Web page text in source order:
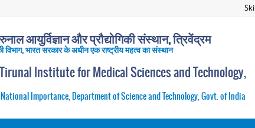
आयुर्विज्ञान और प्रौद्योगिकी संस्थान, त्रिवेंद्रम
विभाग, भारत सरकार के अधीन एक राष्ट्रीय महत्व का संस्थान
Institute for Medical Sciences and Technology,
Importance, Department of Science and Technology, Govt. of India